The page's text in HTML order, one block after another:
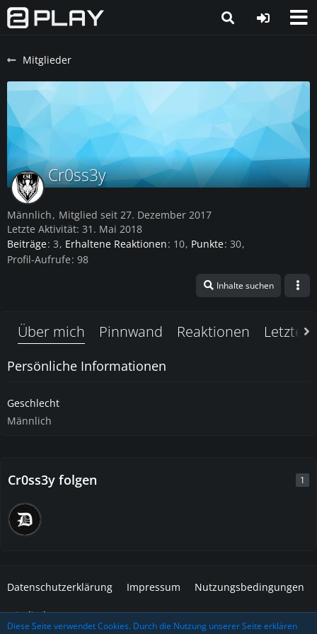
Mitglieder
Cr0ss3y
Männlich
Mitglied seit 27. Dezember 2017
Letzte Aktivität: 31. Mai 2018
Beiträge 3 Erhaltene Reaktionen 10 Punkte 30
Profil-Aufrufe 98
Inhalte suchen
Über mich Pinnwand Reaktionen Letzte
Persönliche Informationen
Geschlecht
Männlich
Cr0ss3y folgen 1
Datenschutzerklärung Impressum Nutzungsbedingungen
Mitglieder
Diese Seite verwendet Cookies. Durch die Nutzung unserer Seite erklären